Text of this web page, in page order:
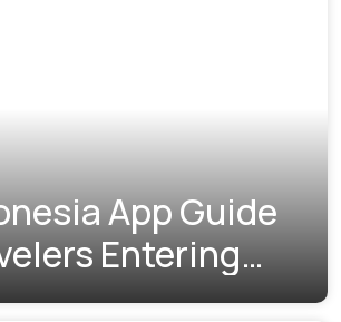
App Guide
Entering